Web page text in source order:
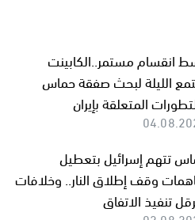
انقسام مستمر..الكابينت
الليلة لبحث صفقة حماس
المتعلقة بإيران
تتهم إسرائيل بتعطيل
وقف إطلاق النار.. وخلافات
تنفيذ الاتفاق